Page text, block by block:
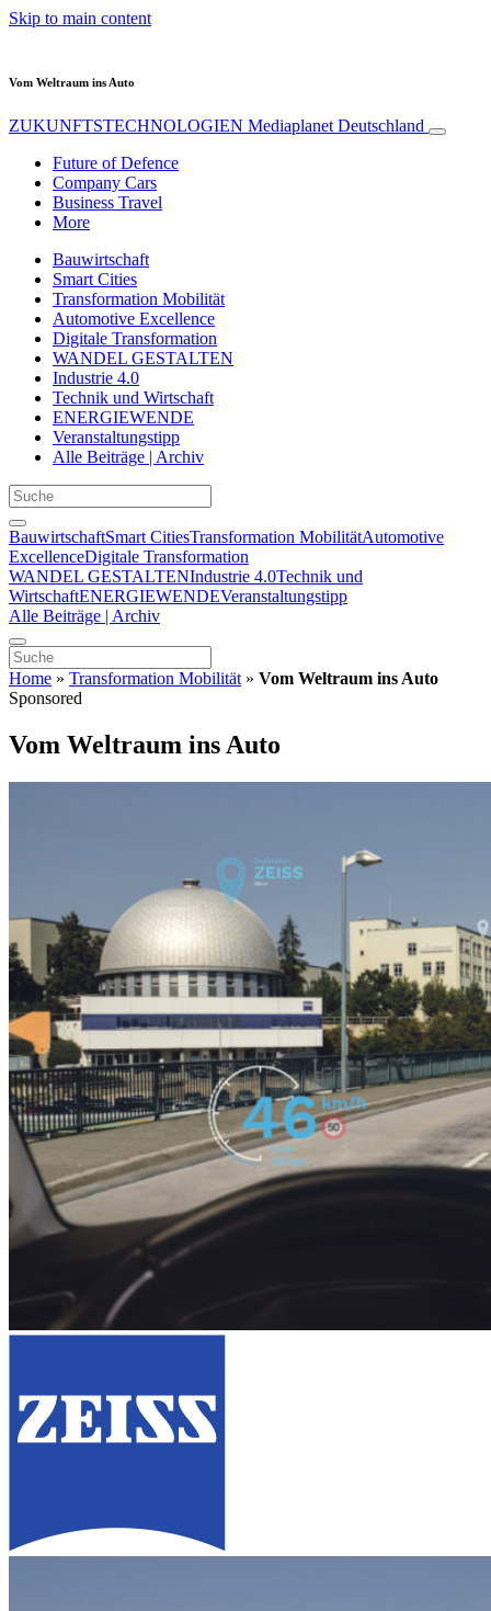
Skip to main content
Vom Weltraum ins Auto
ZUKUNFTSTECHNOLOGIEN Mediaplanet Deutschland
Future of Defence
Company Cars
Business Travel
More
Bauwirtschaft
Smart Cities
Transformation Mobilität
Automotive Excellence
Digitale Transformation
WANDEL GESTALTEN
Industrie 4.0
Technik und Wirtschaft
ENERGIEWENDE
Veranstaltungstipp
Alle Beiträge | Archiv
BauwirtschaftSmart CitiesTransformation MobilitätAutomotive
ExcellenceDigitale Transformation
WANDEL GESTALTENIndustrie 4.0Technik und
WirtschaftENERGIEWENDEVeranstaltungstipp
Alle Beiträge | Archiv
Home » Transformation Mobilität » Vom Weltraum ins Auto
Sponsored
Vom Weltraum ins Auto